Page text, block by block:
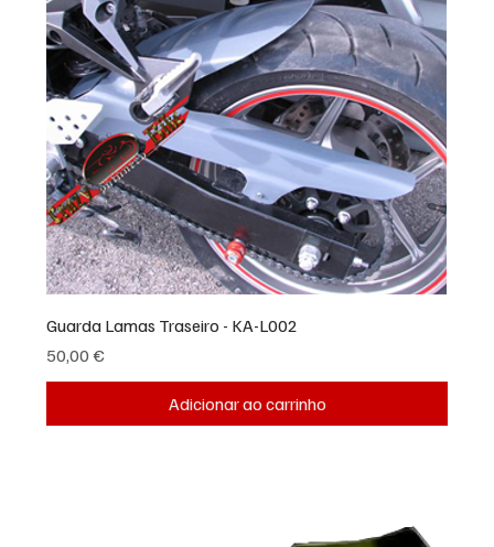
Guarda Lamas Traseiro - KA-L002
Preço
50,00 €
Adicionar ao carrinho